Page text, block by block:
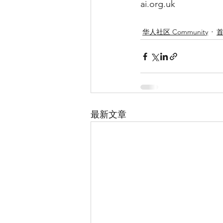
ai.org.uk
华人社区 Community
最新文章